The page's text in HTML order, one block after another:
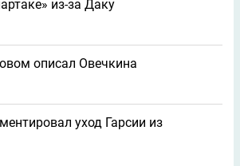
из-за Даку
описал Овечкина
уход Гарсии из